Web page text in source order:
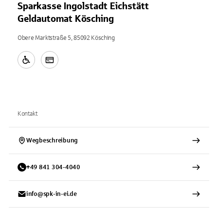
Sparkasse Ingolstadt Eichstätt
Geldautomat Kösching
Obere Marktstraße 5, 85092 Kösching
Kontakt
Wegbeschreibung
+49 841 304-4040
info@spk-in-ei.de